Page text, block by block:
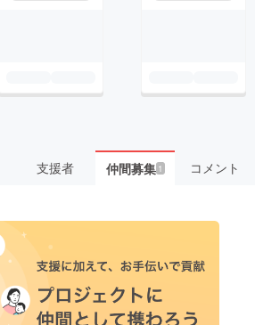
支援者 仲間募集 1 コメント